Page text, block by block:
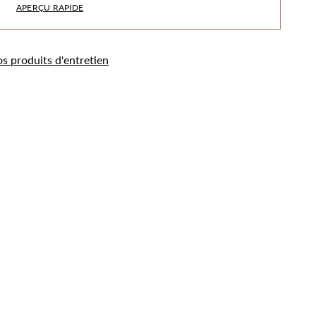
APERÇU RAPIDE
produits d'entretien